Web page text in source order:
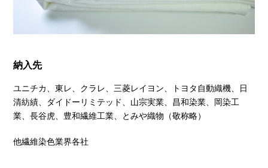
納入先
ユニチカ、東レ、クラレ、三菱レイヨン、トヨタ自動織機、日
清紡績、ダイドーリミテッド、山宗実業、昌和染業、岡染工
業、長谷虎、豊和繊維工業、とみや織物（敬称略）
他繊維染色業界各社